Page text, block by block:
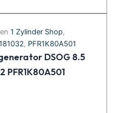
1 Zylinder Shop,
, PFR1K80A501
DSOG 8.5
PFR1K80A501